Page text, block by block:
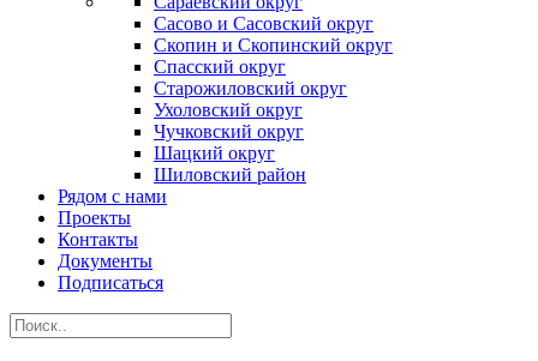
Сасово и Сасовский округ
Скопин и Скопинский округ
Спасский округ
Старожиловский округ
Ухоловский округ
Чучковский округ
Шацкий округ
Шиловский район
Рядом с нами
Проекты
Контакты
Документы
Подписаться